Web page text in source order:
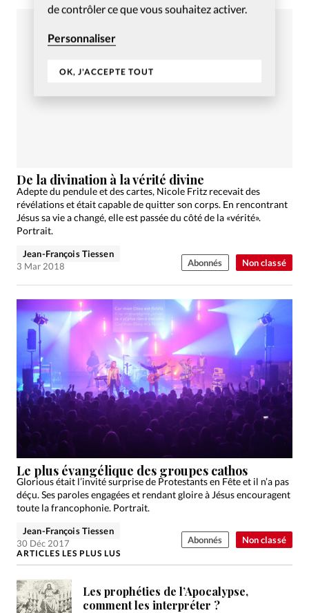
de contrôler ce que vous souhaitez activer.
Personnaliser
OK, J'ACCEPTE TOUT
Non classé
De la divination à la vérité divine
Adepte du pendule et des cartes, Nicole Fritz recevait des
révélations et était capable de quitter son corps. En rencontrant
Jésus sa vie a changé, elle est passée du côté de la «vérité».
Portrait.
Jean-François Tiessen
3 Mar 2018
Abonnés
Non classé
Le plus évangélique des groupes cathos
Glorious était l’invité surprise de Protestants en Fête et il n’a pas
déçu. Ses paroles engagées et rendant gloire à Jésus encouragent
toute la francophonie. Portrait.
Jean-François Tiessen
30 Déc 2017
Abonnés
ARTICLES LES PLUS LUS
Les prophéties de l’Apocalypse,
comment les interpréter ?